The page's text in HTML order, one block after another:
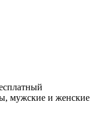
мужские и женские